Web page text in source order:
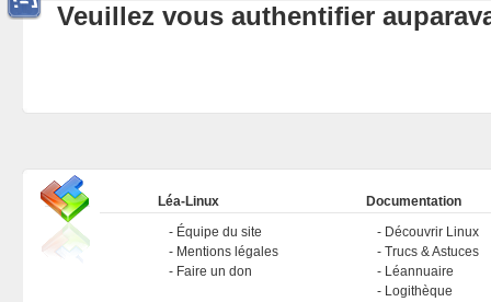
Veuillez vous authentifier
Léa-Linux
Équipe du site
Mentions légales
Faire un don
Documentation
Découvrir Linux
Trucs & Astuces
Léannuaire
Logithèque